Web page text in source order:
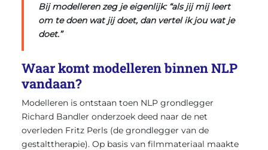
Bij modelleren zeg je eigenlijk: “als jij mij leert
om te doen wat jij doet, dan vertel ik jou wat je
doet.”
Waar komt modelleren binnen NLP
vandaan?
Modelleren is ontstaan toen NLP grondlegger
Richard Bandler onderzoek deed naar de net
overleden Fritz Perls (de grondlegger van de
gestalttherapie). Op basis van filmmateriaal maakte